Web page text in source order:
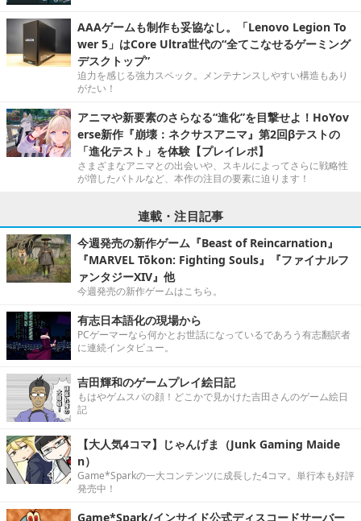
AAAゲームも制作も妥協なし。「Lenovo Legion To
wer 5」はCore Ultra世代の“全てこなせるゲーミング
デスクトップ”
迫力を感じる強力スペック。メンテナンスしやすい構造もあり
がたい！
アニマや新要素のさらなる“進化”を目撃せよ！HoYov
erse新作『崩壊：ネクサスアニマ』第2回βテストの
「進化テスト」を体験【プレイレポ】
さまざまなアニマとの出会いや、スキルによってさらに戦略性
が増したバトルなど、本作の注目の要素に迫ります！
連載・注目記事
今週発売の新作ゲーム『Beast of Reincarnation』
『MARVEL Tōkon: Fighting Souls』『ファイナルフ
ァンタジーXIV』他
今週発売の新作ゲームはこちら。
有志日本語化の現場から
PCゲーマーなら何かとお世話になっているであろう有志翻訳者
に連続インタビュー。
吉田輝和のゲームプレイ絵日記
もはやゲムスパの顔！どこかで見かけた吉田さんのゲーム絵日
記
【大人気4コマ】じゃんげま（Junk Gaming Maide
n）
Game*Sparkの一大コンテンツに成長した4コマ。単行本も好評
発売中！
Game*Spark/インサイド公式ディスコードサーバー